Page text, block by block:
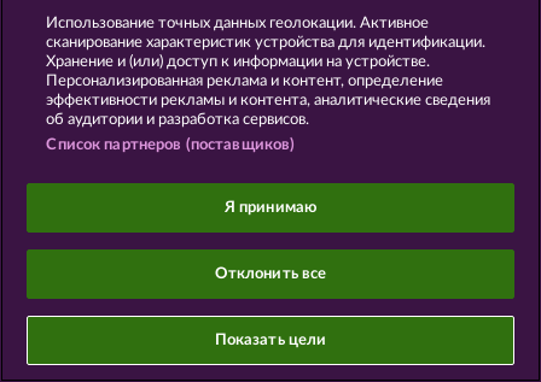
©2026 Whow Games GmbH
Использование точных данных геолокации. Активное
сканирование характеристик устройства для идентификации.
Хранение и (или) доступ к информации на устройстве.
Персонализированная реклама и контент, определение
эффективности рекламы и контента, аналитические сведения
об аудитории и разработка сервисов.
Список партнеров (поставщиков)
Я принимаю
Отклонить все
Показать цели